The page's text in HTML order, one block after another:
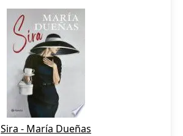
Sira - María Dueñas